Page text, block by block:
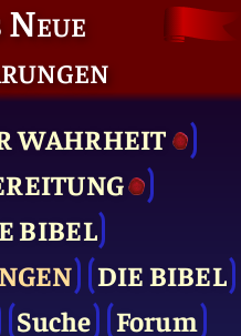
WAHRHEIT
BIBEL
DIE BIBEL
Suche
Forum